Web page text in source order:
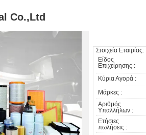
Co.,Ltd
Στοιχεία Εταιρίας:
Είδος
Επιχείρησης :
Κύρια Αγορά :
Μάρκες :
Αριθμός
Υπαλλήλων :
Ετήσιες
πωλήσεις :